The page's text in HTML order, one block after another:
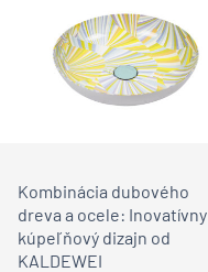
Kombinácia dubového
dreva a ocele: Inovatívny
kúpeľňový dizajn od
KALDEWEI